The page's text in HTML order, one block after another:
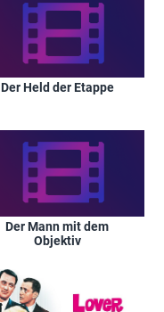
Der Held der Etappe
Der Mann mit dem
Objektiv